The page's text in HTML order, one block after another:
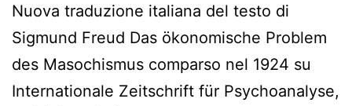
Nuova traduzione italiana del testo di
Sigmund Freud Das ökonomische Problem
des Masochismus comparso nel 1924 su
Internationale Zeitschrift für Psychoanalyse,